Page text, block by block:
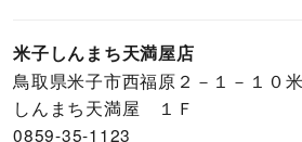
米子しんまち天満屋店
鳥取県米子市西福原２－１－１０
しんまち天満屋 １Ｆ
0859-35-1123